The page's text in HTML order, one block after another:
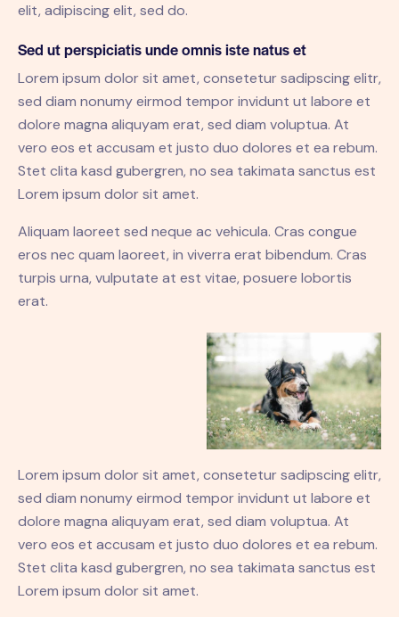
elit, adipiscing elit, sed do.
Sed ut perspiciatis unde omnis iste natus et
Lorem ipsum dolor sit amet, consetetur sadipscing elitr,
sed diam nonumy eirmod tempor invidunt ut labore et
dolore magna aliquyam erat, sed diam voluptua. At
vero eos et accusam et justo duo dolores et ea rebum.
Stet clita kasd gubergren, no sea takimata sanctus est
Lorem ipsum dolor sit amet.
Aliquam laoreet sed neque ac vehicula. Cras congue
eros nec quam laoreet, in viverra erat bibendum. Cras
turpis urna, vulputate at est vitae, posuere lobortis
erat.
Lorem ipsum dolor sit amet, consetetur sadipscing elitr,
sed diam nonumy eirmod tempor invidunt ut labore et
dolore magna aliquyam erat, sed diam voluptua. At
vero eos et accusam et justo duo dolores et ea rebum.
Stet clita kasd gubergren, no sea takimata sanctus est
Lorem ipsum dolor sit amet.